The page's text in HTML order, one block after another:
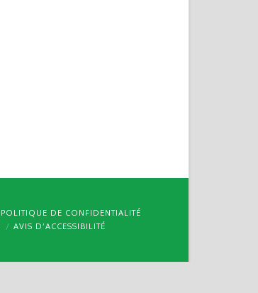
POLITIQUE DE CONFIDENTIALITÉ
AVIS D’ACCESSIBILITÉ